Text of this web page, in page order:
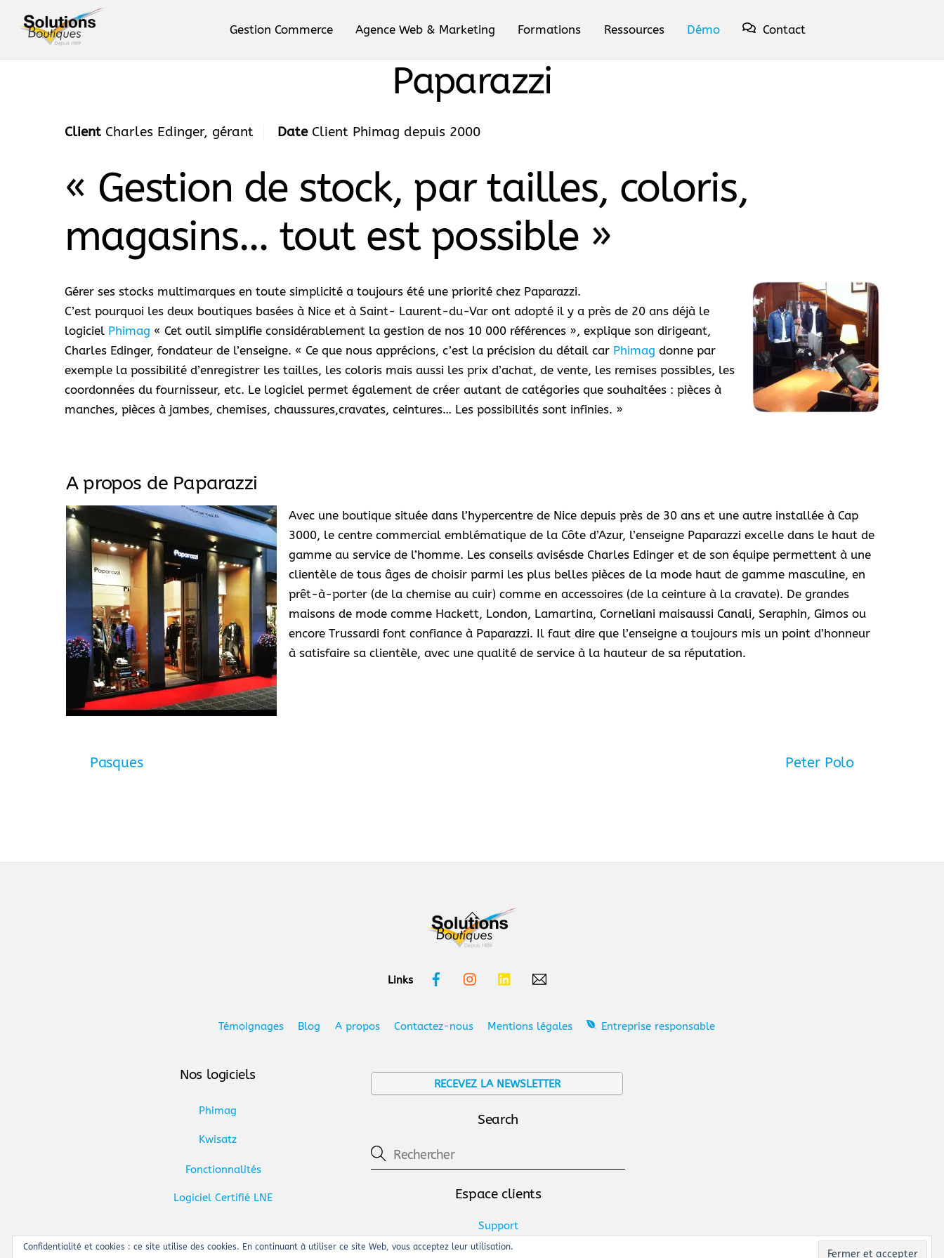
Gestion Commerce Agence Web & Marketing Formations Ressources Démo Contact
Paparazzi
Client Charles Edinger, gérant DateClient Phimag depuis 2000
« Gestion de stock, par tailles, coloris,
magasins… tout est possible »
Gérer ses stocks multimarques en toute simplicité a toujours été une priorité chez Paparazzi.
C’est pourquoi les deux boutiques basées à Nice et à Saint- Laurent-du-Var ont adopté il y a près de 20 ans déjà le
logiciel Phimag « Cet outil simplifie considérablement la gestion de nos 10 000 références », explique son dirigeant,
Charles Edinger, fondateur de l’enseigne. « Ce que nous apprécions, c’est la précision du détail car Phimag donne par
exemple la possibilité d’enregistrer les tailles, les coloris mais aussi les prix d’achat, de vente, les remises possibles, les
coordonnées du fournisseur, etc. Le logiciel permet également de créer autant de catégories que souhaitées : pièces à
manches, pièces à jambes, chemises, chaussures,cravates, ceintures… Les possibilités sont infinies. »
A propos de Paparazzi
Avec une boutique située dans l’hypercentre de Nice depuis près de 30 ans et une autre installée à Cap
3000, le centre commercial emblématique de la Côte d’Azur, l’enseigne Paparazzi excelle dans le haut de
gamme au service de l’homme. Les conseils avisésde Charles Edinger et de son équipe permettent à une
clientèle de tous âges de choisir parmi les plus belles pièces de la mode haut de gamme masculine, en
prêt-à-porter (de la chemise au cuir) comme en accessoires (de la ceinture à la cravate). De grandes
maisons de mode comme Hackett, London, Lamartina, Corneliani maisaussi Canali, Seraphin, Gimos ou
encore Trussardi font confiance à Paparazzi. Il faut dire que l’enseigne a toujours mis un point d’honneur
à satisfaire sa clientèle, avec une qualité de service à la hauteur de sa réputation.
Pasques Peter Polo
Back
To
Links
FacebookInstagram
Témoignages Blog A propos Contactez-nous Mentions légales Entreprise responsable
Nos logiciels
Phimag
Kwisatz
Fonctionnalités
Logiciel Certifié LNE
RECEVEZ LA NEWSLETTER
Search
Espace clients
Support
Achat SMS
Confidentialité et cookies : ce site utilise des cookies. En continuant à utiliser ce site Web, vous acceptez leur utilisation.